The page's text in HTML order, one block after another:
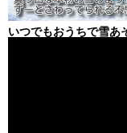
いつでもおうちで雪あ